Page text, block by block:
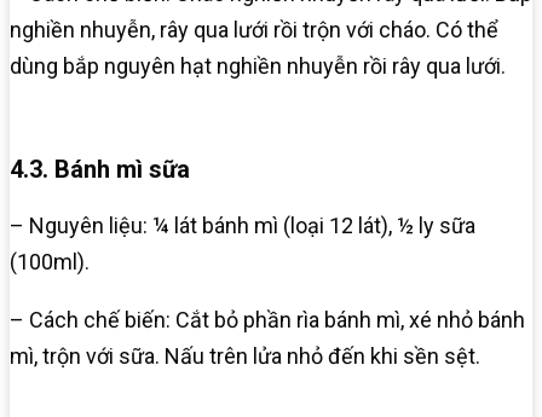
nghiền nhuyễn, rây qua lưới rồi trộn với cháo. Có thể
dùng bắp nguyên hạt nghiền nhuyễn rồi rây qua lưới.
4.3. Bánh mì sữa
– Nguyên liệu: ¼ lát bánh mì (loại 12 lát), ½ ly sữa
(100ml).
– Cách chế biến: Cắt bỏ phần rìa bánh mì, xé nhỏ bánh
mì, trộn với sữa. Nấu trên lửa nhỏ đến khi sền sệt.